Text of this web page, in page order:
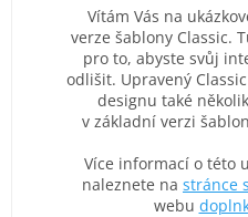
Vítám Vás na
verze šablony Classic.
pro to, abyste svůj
odlišit. Upravený
designu také
v základní verzi
Více informací o této
naleznete na stránce
webu